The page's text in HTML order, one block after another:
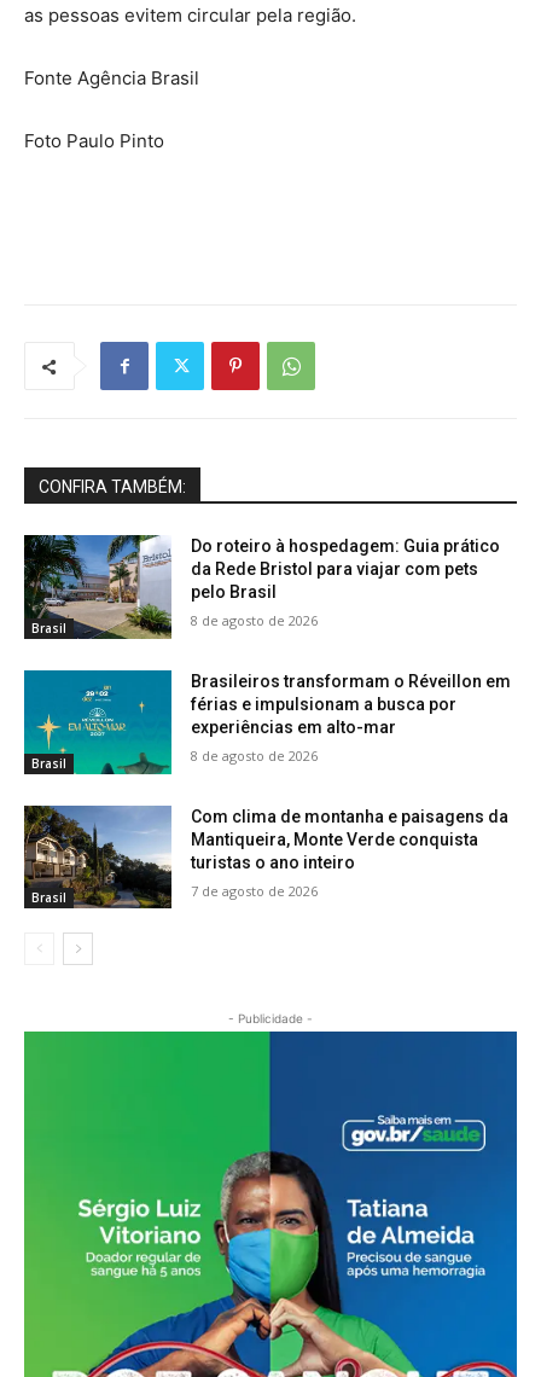
as pessoas evitem circular pela região.
Fonte Agência Brasil
Foto Paulo Pinto
CONFIRA TAMBÉM:
Brasil
Do roteiro à hospedagem: Guia prático
da Rede Bristol para viajar com pets
pelo Brasil
8 de agosto de 2026
Brasil
Brasileiros transformam o Réveillon em
férias e impulsionam a busca por
experiências em alto-mar
8 de agosto de 2026
Brasil
Com clima de montanha e paisagens da
Mantiqueira, Monte Verde conquista
turistas o ano inteiro
7 de agosto de 2026
- Publicidade -